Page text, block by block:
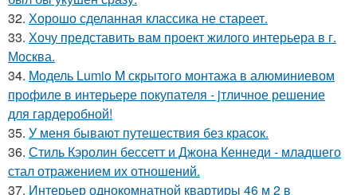
32. Хорошо сделанная классика не стареет.
33. Хочу представить вам проект жилого интерьера в г.
Москва.
34. Модель Lumio M скрытого монтажа в алюминиевом
профиле в интерьере покупателя - jтличное решение
для гардеробной!
35. У меня бывают путешествия без красок.
36. Стиль Кэролин бессетт и Джона Кеннеди - младшего
стал отражением их отношений.
37. Интерьер однокомнатной квартиры 46 м 2 в